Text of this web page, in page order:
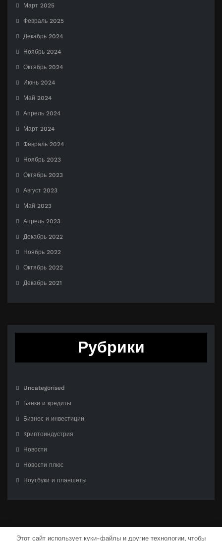
Март 2025
Февраль 2025
Декабрь 2024
Ноябрь 2024
Октябрь 2024
Июнь 2024
Май 2024
Апрель 2024
Март 2024
Февраль 2024
Ноябрь 2023
Октябрь 2023
Август 2023
Май 2023
Апрель 2023
Декабрь 2022
Ноябрь 2022
Октябрь 2022
Декабрь 2021
Рубрики
Uncategorised
Банки и кредиты
Бизнес и инвестиции
Криптоиндустрия
Новости
Новости плюс
Ноутбуки и планшеты
Этот сайт использует куки-файлы и другие технологии, чтобы